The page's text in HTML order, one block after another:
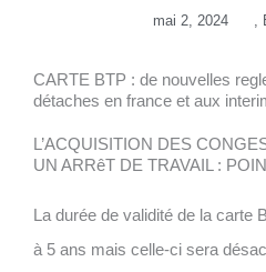
mai 2, 2024
CARTE BTP : de nouvelles
détaches en france et aux
L’ACQUISITION DES
UN ARRêT DE TRAVAIL :
La durée de validité de la carte
à 5 ans mais celle-ci sera